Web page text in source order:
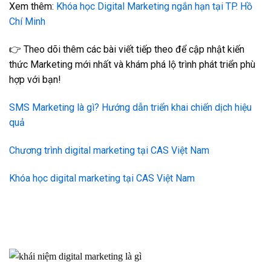
Xem thêm: Khóa học Digital Marketing ngắn hạn tại TP. Hồ
Chí Minh
👉 Theo dõi thêm các bài viết tiếp theo để cập nhật kiến
thức Marketing mới nhất và khám phá lộ trình phát triển phù
hợp với bạn!
SMS Marketing là gì? Hướng dẫn triển khai chiến dịch hiệu
quả
Chương trình digital marketing tại CAS Việt Nam
Khóa học digital marketing tại CAS Việt Nam